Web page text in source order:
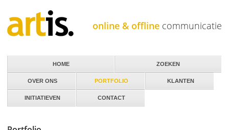
online & offline communicatie
HOME
OVER ONS PORTFOLIO KLANTEN
INITIATIEVEN CONTACT
ZOEKEN